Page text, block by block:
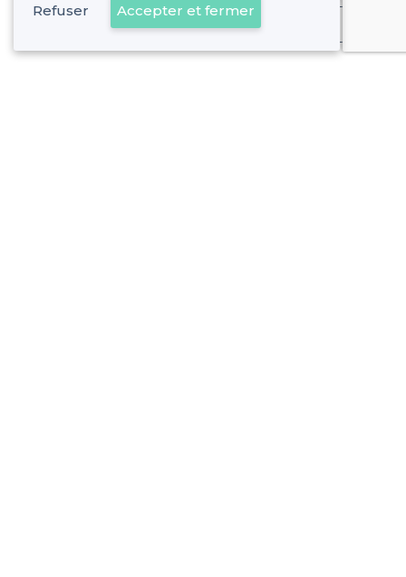
Déjà client
Refuser Accepter et fermer